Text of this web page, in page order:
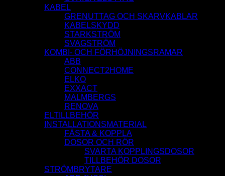
KABEL
GRENUTTAG OCH SKARVKABLAR
KABELSKYDD
STARKSTRÖM
SVAGSTRÖM
KOMBI- OCH FÖRHÖJNINGSRAMAR
ABB
CONNECT2HOME
ELKO
EXXACT
MALMBERGS
RENOVA
ELTILLBEHÖR
INSTALLATIONSMATERIAL
FÄSTA & KOPPLA
DOSOR OCH RÖR
SVARTA KOPPLINGSDOSOR
TILLBEHÖR DOSOR
STRÖMBRYTARE